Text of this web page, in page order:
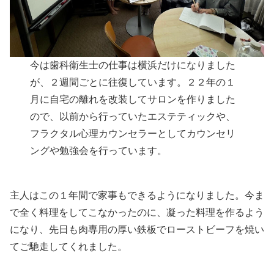
今は歯科衛生士の仕事は横浜だけになりました
が、２週間ごとに往復しています。２２年の１
月に自宅の離れを改装してサロンを作りました
ので、以前から行っていたエステティックや、
フラクタル心理カウンセラーとしてカウンセリ
ングや勉強会を行っています。
主人はこの１年間で家事もできるようになりました。今ま
で全く料理をしてこなかったのに、凝った料理を作るよう
になり、先日も肉専用の厚い鉄板でローストビーフを焼い
てご馳走してくれました。